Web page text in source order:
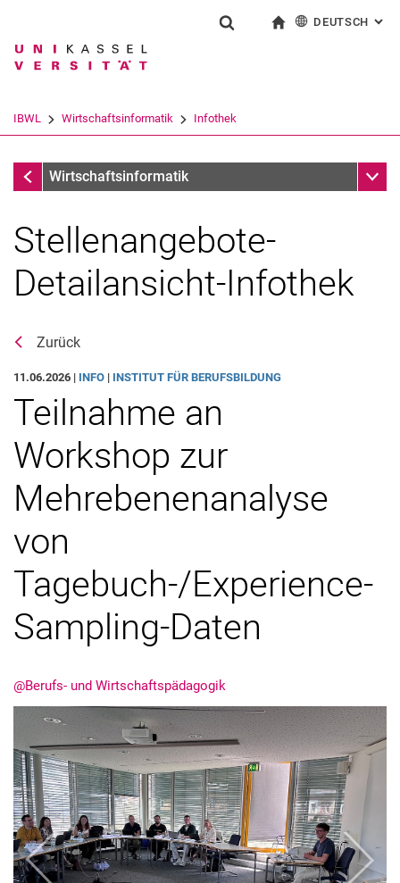
Springe direkt zu: Inhalt
Springe direkt zu: Suche
Springe direkt zu:
Suchbegriff
Suchen (öffnet externen Link in einem
DEUTSCH :
IBWL Wirtschaftsinformatik Infothek
InfothekWirtschaftsinformatik
Aktuelles
Stellenangebote
Externe Stellenanzeigen
Kooperationen
Stellenangebote-
Detailansicht-Infothek
Zurück
11.06.2026 | INFO | INSTITUT FÜR BERUFSBILDUNG
Teilnahme an
Workshop zur
Mehrebenenanalyse
von
Tagebuch-/Experience-
Sampling-Daten
@Berufs- und Wirtschaftspädagogik
zurück weiter